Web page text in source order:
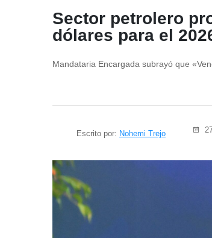
Sector petrolero
dólares para el
Mandataria Encargada subrayó que
Escrito por: Nohemi Trejo